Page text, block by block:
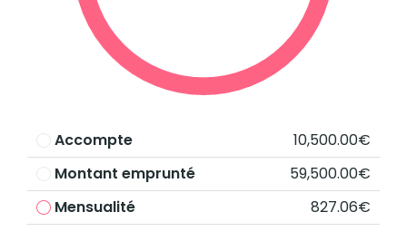
Accompte
10,500.00€
Montant emprunté
59,500.00€
Mensualité
827.06€